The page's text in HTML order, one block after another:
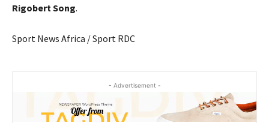
Rigobert Song.
Sport News Africa / Sport RDC
- Advertisement -